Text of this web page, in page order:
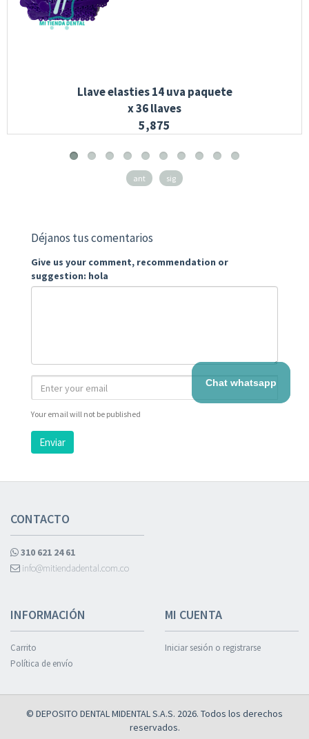
Llave elasties 14 uva paquete
x 36 llaves
5,875
ant sig
Déjanos tus comentarios
Give us your comment, recommendation or
suggestion: hola
Your email will not be published
Enviar
CONTACTO
310 621 24 61
info@mitiendadental.com.co
INFORMACIÓN
Carrito
Política de envío
MI CUENTA
Iniciar sesión o registrarse
© DEPOSITO DENTAL MIDENTAL S.A.S. 2026. Todos los derechos
reservados.
Chat whatsapp